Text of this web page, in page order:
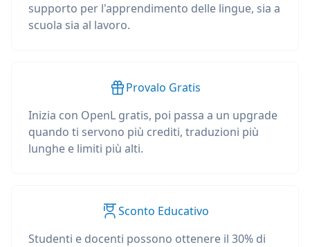
supporto per l'apprendimento delle lingue, sia a
scuola sia al lavoro.
Provalo Gratis
Inizia con OpenL gratis, poi passa a un upgrade
quando ti servono più crediti, traduzioni più
lunghe e limiti più alti.
Sconto Educativo
Studenti e docenti possono ottenere il 30% di